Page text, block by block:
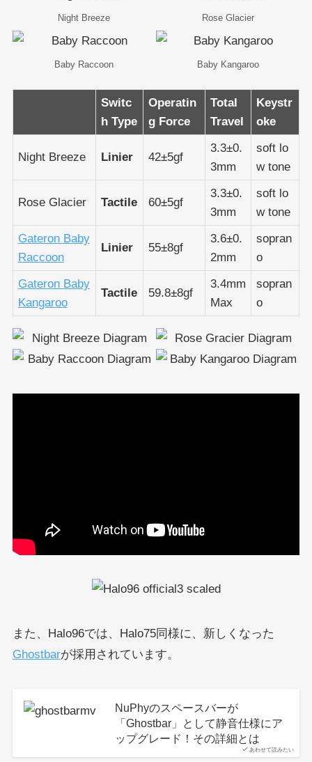
Night Breeze Rose Glacier
Baby Raccoon Baby Kangaroo
Switc
h Type
Operatin
g Force
Total
Travel
Keystr
oke
Night Breeze Linier 42±5gf
3.3±0.
3mm
soft lo
w tone
Rose Glacier Tactile 60±5gf
3.3±0.
3mm
soft lo
w tone
Gateron Baby
Raccoon
Linier 55±8gf
3.6±0.
2mm
sopran
o
Gateron Baby
Kangaroo
Tactile 59.8±8gf
3.4mm
Max
sopran
o
また、Halo96では、Halo75同様に、新しくなった
Ghostbarが採用されています。
あわせて読みたい
NuPhyのスペースバーが
「Ghostbar」として静音仕様にア
ップグレード！その詳細とは